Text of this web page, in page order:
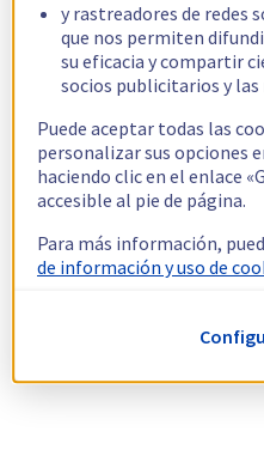
y rastreadores de redes
que nos permiten
su eficacia y compartir
socios publicitarios y las
Puede aceptar todas las
personalizar sus opciones
haciendo clic en el enlace
accesible al pie de página.
Para más información,
de información y uso de